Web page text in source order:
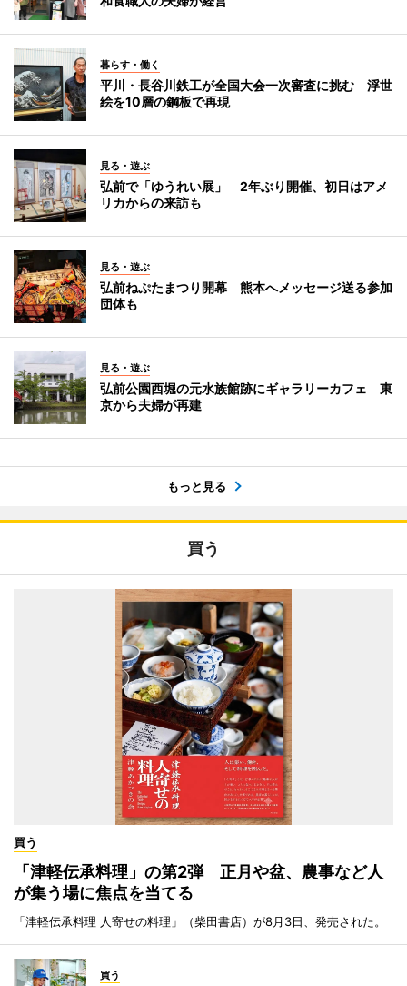
暮らす・働く
平川・長谷川鉄工が全国大会一次審査に挑む 浮世
絵を10層の鋼板で再現
見る・遊ぶ
弘前で「ゆうれい展」 2年ぶり開催、初日はアメ
リカからの来訪も
見る・遊ぶ
弘前ねぷたまつり開幕 熊本へメッセージ送る参加
団体も
見る・遊ぶ
弘前公園西堀の元水族館跡にギャラリーカフェ 東
京から夫婦が再建
もっと見る
買う
買う
「津軽伝承料理」の第2弾 正月や盆、農事など人
が集う場に焦点を当てる
「津軽伝承料理 人寄せの料理」（柴田書店）が8月3日、発売された。
買う